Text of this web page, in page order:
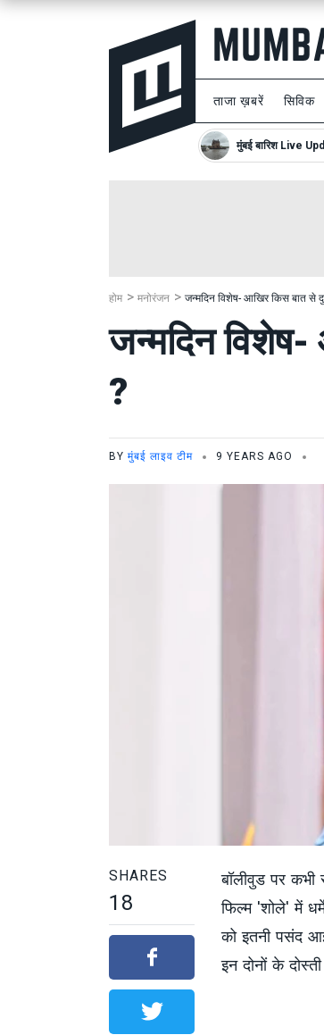
ताजा ख़बरें सिविक
मुंबई बारिश Live
होम मनोरंजन जन्मदिन विशेष- आखिर किस बात से
जन्मदिन
?
BY मुंबई लाइव टीम 9 YEARS AGO
SHARES
18
बॉलीवुड पर कभी
फिल्म 'शोले' में
को इतनी पसंद
इन दोनों के